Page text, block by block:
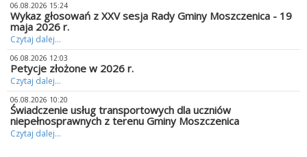
06.08.2026 15:24
Wykaz głosowań z XXV sesja Rady Gminy Moszczenica - 19
maja 2026 r.
Czytaj dalej...
06.08.2026 12:03
Petycje złożone w 2026 r.
Czytaj dalej...
06.08.2026 10:20
Świadczenie usług transportowych dla uczniów
niepełnosprawnych z terenu Gminy Moszczenica
Czytaj dalej...